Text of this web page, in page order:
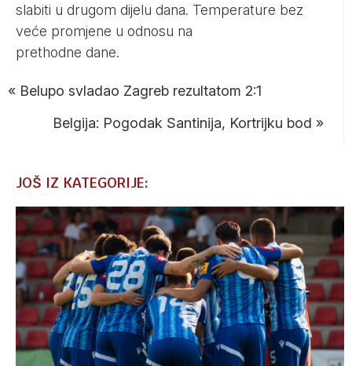
slabiti u drugom dijelu dana. Temperature bez
veće promjene u odnosu na
prethodne dane.
« Belupo svladao Zagreb rezultatom 2:1
Belgija: Pogodak Santinija, Kortrijku bod »
JOŠ IZ KATEGORIJE: